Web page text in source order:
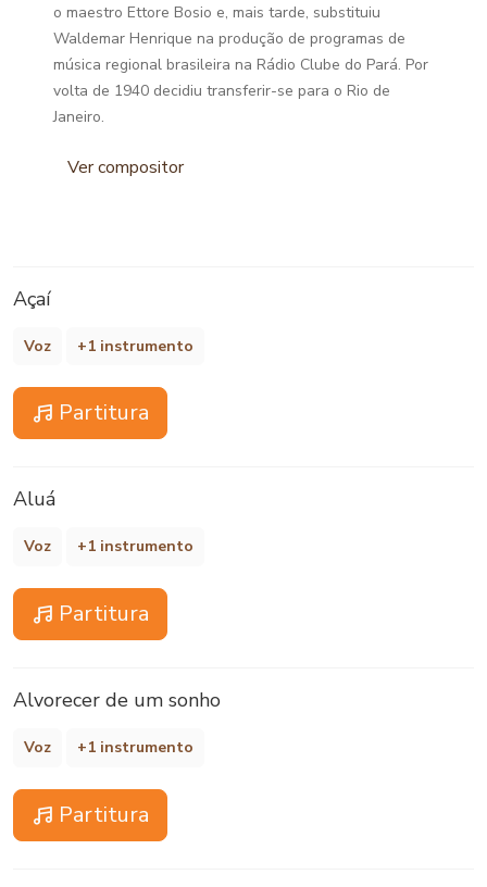
o maestro Ettore Bosio e, mais tarde, substituiu
Waldemar Henrique na produção de programas de
música regional brasileira na Rádio Clube do Pará. Por
volta de 1940 decidiu transferir-se para o Rio de
Janeiro.
Ver compositor
Açaí
Voz +1 instrumento
Partitura
Aluá
Voz +1 instrumento
Partitura
Alvorecer de um sonho
Voz +1 instrumento
Partitura